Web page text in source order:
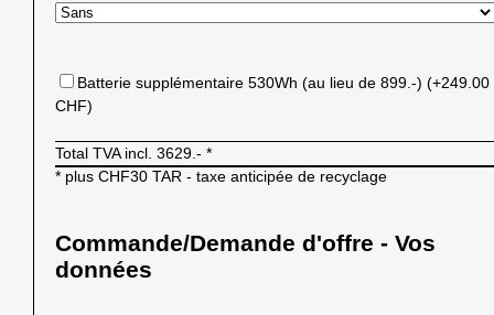
Batterie supplémentaire 530Wh (au lieu de 899.-) (+249.00
CHF)
Total TVA incl.3629.- *
* plus CHF30 TAR - taxe anticipée de recyclage
Commande/Demande d'offre - Vos
données